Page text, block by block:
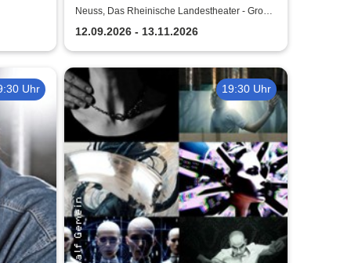
Rheinische Landestheater
Neuss
Neuss, Das Rheinische Landestheater - Große
12.09.2026 - 13.11.2026
Uhr 19:30 Uhr